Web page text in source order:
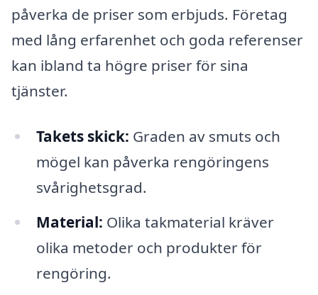
påverka de priser som erbjuds. Företag
med lång erfarenhet och goda referenser
kan ibland ta högre priser för sina
tjänster.
Takets skick: Graden av smuts och
mögel kan påverka rengöringens
svårighetsgrad.
Material: Olika takmaterial kräver
olika metoder och produkter för
rengöring.